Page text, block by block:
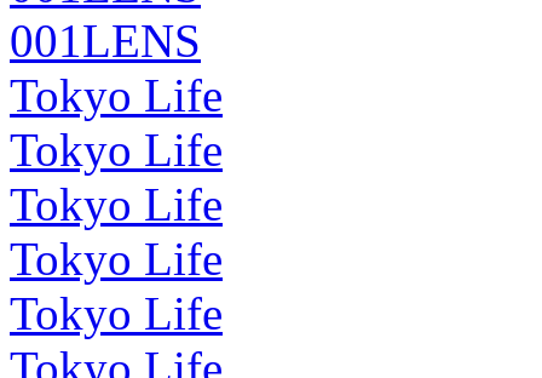
001LENS
Tokyo Life
Tokyo Life
Tokyo Life
Tokyo Life
Tokyo Life